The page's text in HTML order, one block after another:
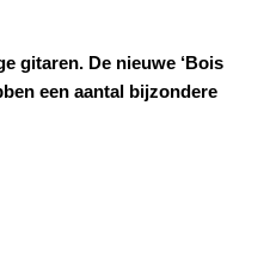
gitaren. De nieuwe ‘Bois
een aantal bijzondere